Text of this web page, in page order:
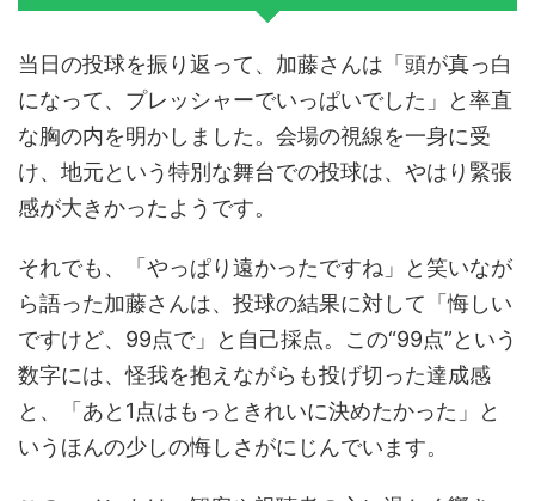
当日の投球を振り返って、加藤さんは「頭が真っ白
になって、プレッシャーでいっぱいでした」と率直
な胸の内を明かしました。会場の視線を一身に受
け、地元という特別な舞台での投球は、やはり緊張
感が大きかったようです。
それでも、「やっぱり遠かったですね」と笑いなが
ら語った加藤さんは、投球の結果に対して「悔しい
ですけど、99点で」と自己採点。この“99点”という
数字には、怪我を抱えながらも投げ切った達成感
と、「あと1点はもっときれいに決めたかった」と
いうほんの少しの悔しさがにじんでいます。